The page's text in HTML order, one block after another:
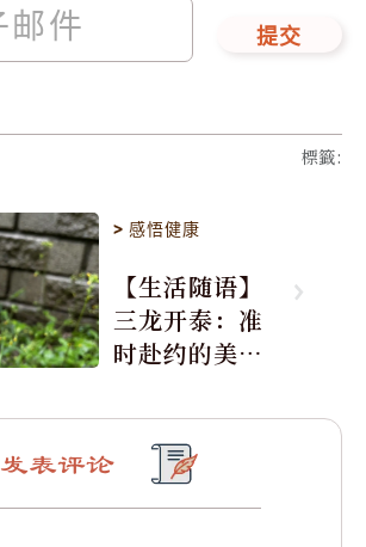
提交
標籤:
>感悟健康
【生活随语】
三龙开泰：准
时赴约的美丽
发表评论